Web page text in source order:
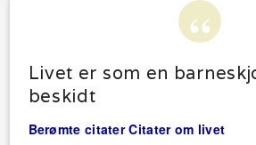
Livet er som en
beskidt
Berømte citater Citater om livet